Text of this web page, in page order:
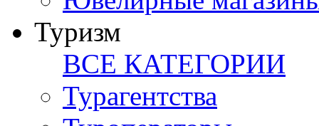
Туризм
ВСЕ КАТЕГОРИИ
Турагентства